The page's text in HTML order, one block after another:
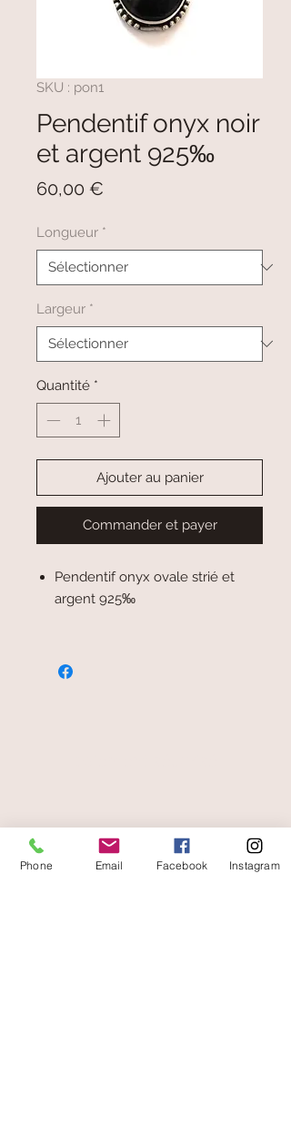
SKU : pon1
Pendentif onyx noir
et argent 925‰
60,00 €
Longueur *
Largeur *
Quantité *
Ajouter au panier
Commander et payer
Pendentif onyx ovale strié et
argent 925‰
livraison offerte
et rapide
Phone Email Facebook Instagram